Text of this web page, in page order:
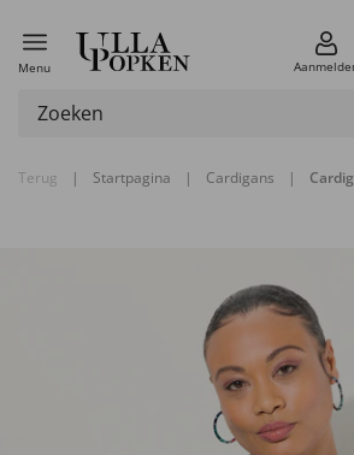
Menu
Terug | Startpagina | Cardigans |